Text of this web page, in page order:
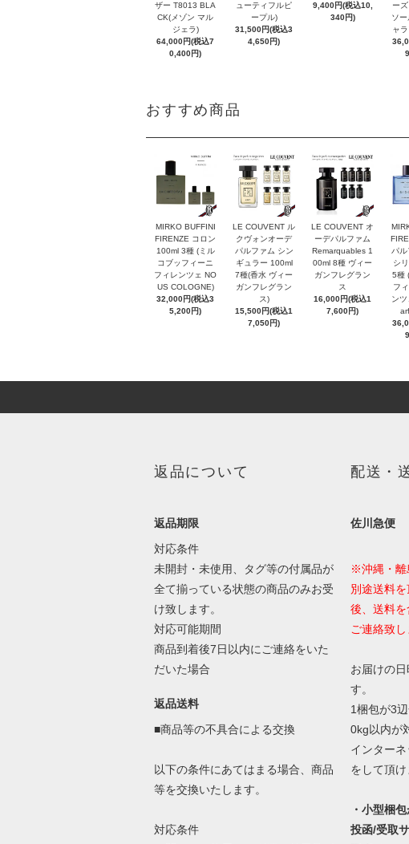
ザー T8013 BLA
CK(メゾン マル
ジェラ)
64,000円(税込7
0,400円)
ューティフルピ
ープル)
31,500円(税込3
4,650円)
9,400円(税込10,
340円)
ー
ソ
ャ
おすすめ商品
MIRKO BUFFINI
FIRENZE コロン
100ml 3種 (ミル
コブッフィーニ
フィレンツェ NO
US COLOGNE)
32,000円(税込3
5,200円)
LE COUVENT ル
クヴォンオーデ
パルファム シン
ギュラー 100ml
7種(香水 ヴィー
ガンフレグラン
ス)
15,500円(税込1
7,050円)
LE COUVENT オ
ーデパルファム
Remarquables 1
00ml 8種 ヴィー
ガンフレグラン
ス
16,000円(税込1
7,600円)
パ
シ
5種
フ
ン
返品について
返品期限
対応条件
未開封・未使用、タグ等の付属品が
全て揃っている状態の商品のみお受
け致します。
対応可能期間
商品到着後7日以内にご連絡をいた
だいた場合
返品送料
■商品等の不具合による交換
以下の条件にあてはまる場合、商品
等を交換いたします。
対応条件
配送・
佐川急便
※沖縄・離
別途送料
後、送料
ご連絡致し
お届けの
す。
1梱包が3
0kg以内が
インター
をして頂け
・小型梱
投函/受取